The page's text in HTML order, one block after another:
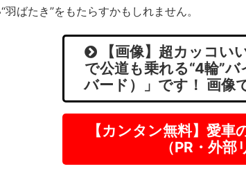
羽ばたき”をもたらすかもしれません。
【画像】超カッコい
で公道も乗れる“4輪”
バード）」です！ 画像
【カンタン無料】愛車
（PR・外部